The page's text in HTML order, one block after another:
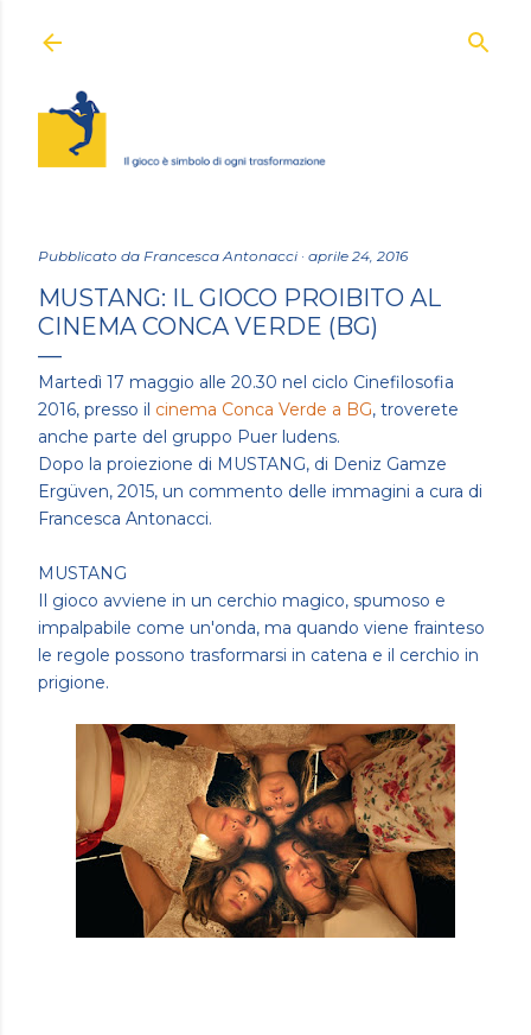
Pubblicato da Francesca Antonacci aprile 24, 2016
MUSTANG: IL GIOCO PROIBITO AL
CINEMA CONCA VERDE (BG)
Martedì 17 maggio alle 20.30 nel ciclo Cinefilosofia
2016, presso il cinema Conca Verde a BG, troverete
anche parte del gruppo Puer ludens.
Dopo la proiezione di MUSTANG, di Deniz Gamze
Ergüven, 2015, un commento delle immagini a cura di
Francesca Antonacci.
MUSTANG
Il gioco avviene in un cerchio magico, spumoso e
impalpabile come un'onda, ma quando viene frainteso
le regole possono trasformarsi in catena e il cerchio in
prigione.